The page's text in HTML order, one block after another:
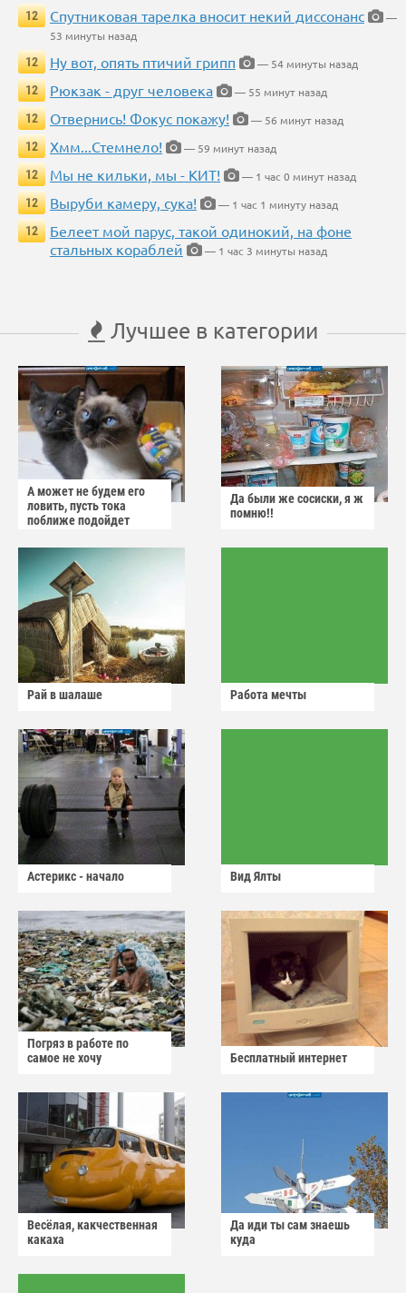
12
Спутниковая тарелка вносит некий диссонанс
—
53 минуты назад
12
Ну вот, опять птичий грипп
— 54 минуты назад
12
Рюкзак - друг человека
— 55 минут назад
12
Отвернись! Фокус покажу!
— 56 минут назад
12
Хмм...Стемнело!
— 59 минут назад
12
Мы не кильки, мы - КИТ!
— 1 час 0 минут назад
12
Выруби камеру, сука!
— 1 час 1 минуту назад
12
Белеет мой парус, такой одинокий, на фоне
стальных кораблей
— 1 час 3 минуты назад
Лучшее в категории
А может не будем его
ловить, пусть тока
поближе подойдет
Да были же сосиски, я ж
помню!!
Рай в шалаше Работа мечты
Астерикс - начало Вид Ялты
Погряз в работе по
самое не хочу
Бесплатный интернет
Весёлая, какчественная
какаха
Да иди ты сам знаешь
куда